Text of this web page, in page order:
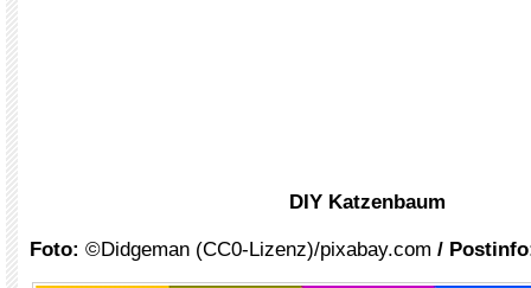
DIY Katzenbaum
Foto: ©Didgeman (CC0-Lizenz)/pixabay.com /